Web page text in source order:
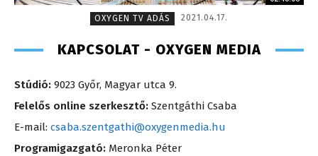
OXYGEN TV ADÁS
2021.04.17.
KAPCSOLAT - OXYGEN MEDIA
Stúdió: 9023 Győr, Magyar utca 9.
Felelős online szerkesztő: Szentgáthi Csaba
E-mail: csaba.szentgathi@oxygenmedia.hu
Programigazgató: Meronka Péter